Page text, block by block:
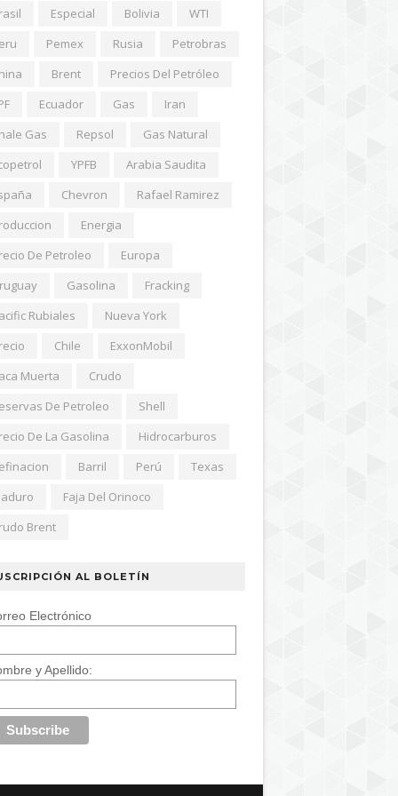
Especial Bolivia
WTI
Pemex Rusia
Petrobras
Brent
Precios Del Petróleo
Ecuador Gas
Iran
Gas
Repsol
Gas Natural
YPFB
Arabia Saudita
Chevron
Rafael Ramirez
Energia
De Petroleo
Europa
Gasolina
Fracking
Rubiales
Nueva York
Chile
ExxonMobil
Muerta
Crudo
De Petroleo
Shell
De La Gasolina
Hidrocarburos
Barril Perú
Texas
Faja Del Orinoco
Brent
AL BOLETÍN
Electrónico
y Apellido: